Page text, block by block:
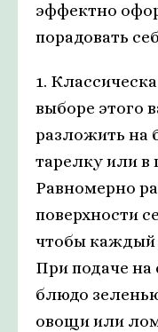
эффектно
порадовать
1.
выборе этого
разложить на
тарелку или в
Равномерно
поверхности
чтобы каждый
При подаче
блюдо
овощи или